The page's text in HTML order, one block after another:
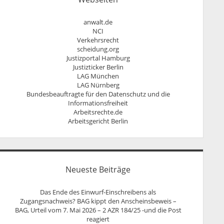
Persönlichkeitsrecht
anwalt.de
NCI
Verkehrsrecht
scheidung.org
Justizportal Hamburg
Justizticker Berlin
LAG München
LAG Nürnberg
Bundesbeauftragte für den Datenschutz und die
Informationsfreiheit
Arbeitsrechte.de
Arbeitsgericht Berlin
Neueste Beiträge
Das Ende des Einwurf-Einschreibens als
Zugangsnachweis? BAG kippt den Anscheinsbeweis –
BAG, Urteil vom 7. Mai 2026 – 2 AZR 184/25 -und die Post
reagiert